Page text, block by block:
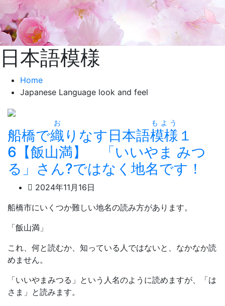
日本語模様
Home
Japanese Language look and feel
船橋で織
お
りなす日本語模様
もよう
１
6【飯山満】 「いいやま みつ
る」さん?ではなく地名です！
2024年11月16日
船橋市にいくつか難しい地名の読み方があります。
「飯山満」
これ、何と読むか、知っている人ではないと、なかなか読
めません。
「いいやまみつる」という人名のように読めますが、「は
さま」と読みます。